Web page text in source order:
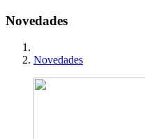
Novedades
Novedades